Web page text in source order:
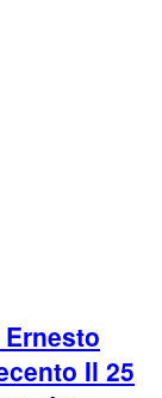
Il 25